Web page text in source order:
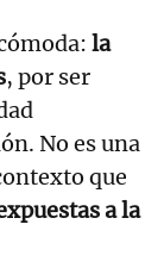
la
, por ser
No es una
que
a la